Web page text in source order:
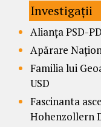
Investigații
Alianța PSD-
Apărare
Familia lui
USD
Fascinanta
Hohenzollern